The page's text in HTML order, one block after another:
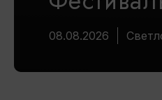
08.08.2026